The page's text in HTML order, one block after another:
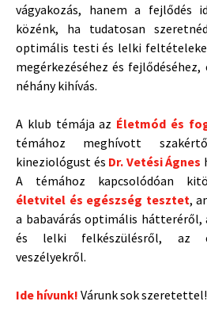
vágyakozás, hanem a fejlődés
közénk, ha tudatosan
optimális testi és lelki
megérkezéséhez és
néhány kihívás.
A klub témája az Életmód és
témához meghívott
kineziológust és Dr. Vetési Ágnes
A témához kapcsolódóan
életvitel és egészség tesztet,
a babavárás optimális hátteréről,
és lelki felkészülésről, az
veszélyekről.
Ide hívunk! Várunk sok szeretettel!